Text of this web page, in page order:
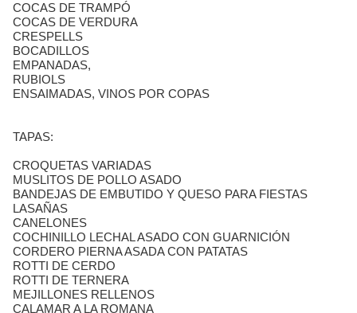
COCAS DE TRAMPÓ
COCAS DE VERDURA
CRESPELLS
BOCADILLOS
EMPANADAS,
RUBIOLS
ENSAIMADAS, VINOS POR COPAS
TAPAS:
CROQUETAS VARIADAS
MUSLITOS DE POLLO ASADO
BANDEJAS DE EMBUTIDO Y QUESO PARA FIESTAS
LASAÑAS
CANELONES
COCHINILLO LECHAL ASADO CON GUARNICIÓN
CORDERO PIERNA ASADA CON PATATAS
ROTTI DE CERDO
ROTTI DE TERNERA
MEJILLONES RELLENOS
CALAMAR A LA ROMANA